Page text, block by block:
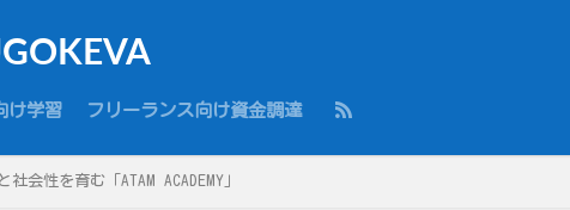
け学習 フリーランス向け資金調達
会性を育む「ATAM ACADEMY」